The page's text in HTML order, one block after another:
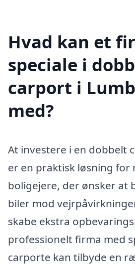
Hvad kan et
speciale i
carport i
med?
At investere i en dobbelt
er en praktisk løsning for
boligejere, der ønsker at
biler mod
skabe ekstra
professionelt firma med
carporte kan tilbyde en